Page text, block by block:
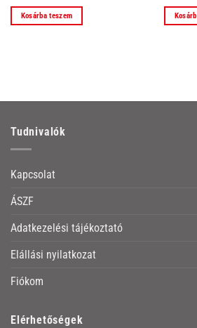
Kosárba teszem
Tudnivalók
Kapcsolat
ÁSZF
Adatkezelési tájékoztató
Elállási nyilatkozat
Fiókom
Elérhetőségek